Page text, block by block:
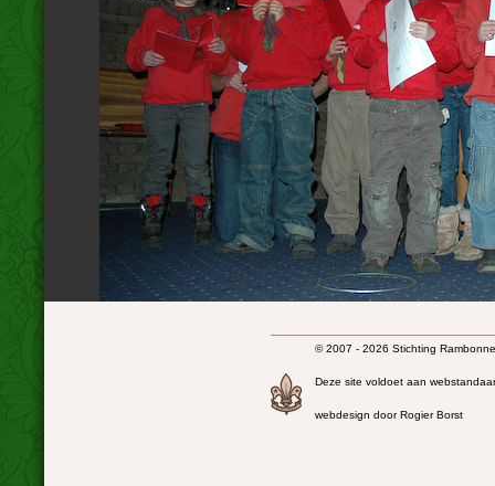
© 2007 - 2026 Stichting
Deze site voldoet aan
webdesign door Rogier Borst